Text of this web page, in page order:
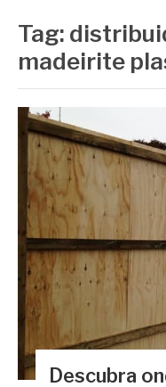
Tag:
madeirite
Descubra